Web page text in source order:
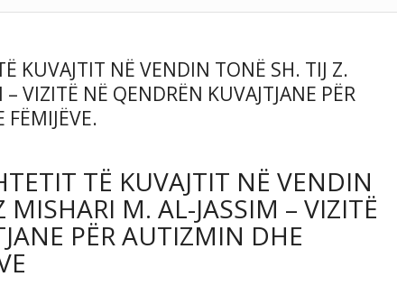
KUVAJTIT NË VENDIN TONË SH. TIJ Z.
VIZITË NË QENDRËN KUVAJTJANE PËR
TË KUVAJTIT NË VENDIN
MISHARI M. AL-JASSIM – VIZITË
PËR AUTIZMIN DHE